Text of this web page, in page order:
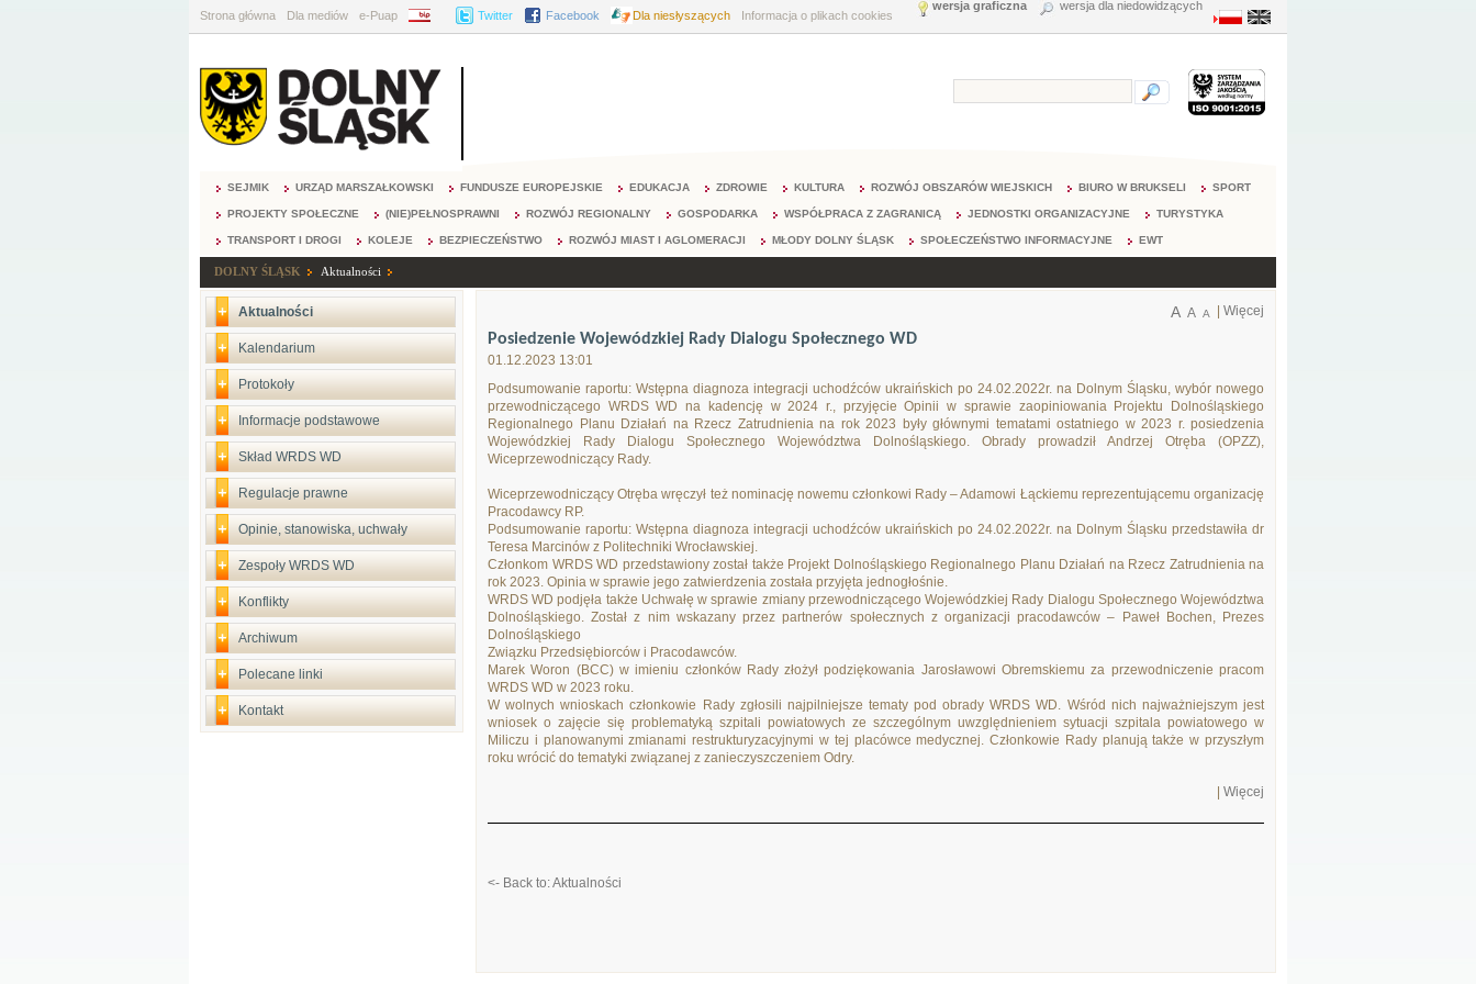
Strona główna Dla mediów e-Puap BIP Twitter Facebook Dla niesłyszących Informacja o plikach cookies
wersja graficzna wersja dla niedowidzących
SEJMIK URZĄD MARSZAŁKOWSKI FUNDUSZE EUROPEJSKIE EDUKACJA ZDROWIE KULTURA ROZWÓJ OBSZARÓW WIEJSKICH BIURO W BRUKSELI SPORT
PROJEKTY SPOŁECZNE (NIE)PEŁNOSPRAWNI ROZWÓJ REGIONALNY GOSPODARKA WSPÓŁPRACA Z ZAGRANICĄ JEDNOSTKI ORGANIZACYJNE TURYSTYKA
TRANSPORT I DROGI KOLEJE BEZPIECZEŃSTWO ROZWÓJ MIAST I AGLOMERACJI MŁODY DOLNY ŚLĄSK SPOŁECZEŃSTWO INFORMACYJNE EWT
DOLNY ŚLĄSK Aktualności
Aktualności
Kalendarium
Protokoły
Informacje podstawowe
Skład WRDS WD
Regulacje prawne
Opinie, stanowiska, uchwały
Zespoły WRDS WD
Konflikty
Archiwum
Polecane linki
Kontakt
Więcej
A A A
Posiedzenie Wojewódzkiej Rady Dialogu Społecznego WD
01.12.2023 13:01
Podsumowanie raportu: Wstępna diagnoza integracji uchodźców ukraińskich po 24.02.2022r. na Dolnym Śląsku, wybór nowego
przewodniczącego WRDS WD na kadencję w 2024 r., przyjęcie Opinii w sprawie zaopiniowania Projektu Dolnośląskiego
Regionalnego Planu Działań na Rzecz Zatrudnienia na rok 2023 były głównymi tematami ostatniego w 2023 r. posiedzenia
Wojewódzkiej Rady Dialogu Społecznego Województwa Dolnośląskiego. Obrady prowadził Andrzej Otręba (OPZZ),
Wiceprzewodniczący Rady.
Wiceprzewodniczący Otręba wręczył też nominację nowemu członkowi Rady – Adamowi Łąckiemu reprezentującemu organizację
Pracodawcy RP.
Podsumowanie raportu: Wstępna diagnoza integracji uchodźców ukraińskich po 24.02.2022r. na Dolnym Śląsku przedstawiła dr
Teresa Marcinów z Politechniki Wrocławskiej.
Członkom WRDS WD przedstawiony został także Projekt Dolnośląskiego Regionalnego Planu Działań na Rzecz Zatrudnienia na
rok 2023. Opinia w sprawie jego zatwierdzenia została przyjęta jednogłośnie.
WRDS WD podjęła także Uchwałę w sprawie zmiany przewodniczącego Wojewódzkiej Rady Dialogu Społecznego Województwa
Dolnośląskiego. Został z nim wskazany przez partnerów społecznych z organizacji pracodawców – Paweł Bochen, Prezes
Dolnośląskiego
Związku Przedsiębiorców i Pracodawców.
Marek Woron (BCC) w imieniu członków Rady złożył podziękowania Jarosławowi Obremskiemu za przewodniczenie pracom
WRDS WD w 2023 roku.
W wolnych wnioskach członkowie Rady zgłosili najpilniejsze tematy pod obrady WRDS WD. Wśród nich najważniejszym jest
wniosek o zajęcie się problematyką szpitali powiatowych ze szczególnym uwzględnieniem sytuacji szpitala powiatowego w
Miliczu i planowanymi zmianami restrukturyzacyjnymi w tej placówce medycznej. Członkowie Rady planują także w przyszłym
roku wrócić do tematyki związanej z zanieczyszczeniem Odry.
Więcej
<- Back to: Aktualności